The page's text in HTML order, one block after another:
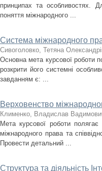
принципах та особливостях.
поняття міжнародного ...
Система міжнародного
Сивоголовко, Тетяна
Oсновна мета курсової роботи
розкрити його системні
завданням є: ...
Верховенство
Клименко, Владислав
Мета курсової роботи
міжнародного права та
Провести детальний ...
Структура та діяльність